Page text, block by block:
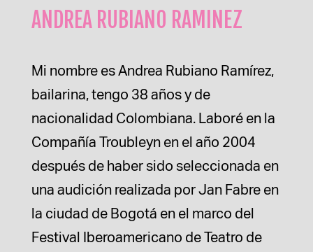
ANDREA RUBIANO RAMINEZ
Mi nombre es Andrea Rubiano Ramírez,
bailarina, tengo 38 años y de
nacionalidad Colombiana. Laboré en la
Compañía Troubleyn en el año 2004
después de haber sido seleccionada en
una audición realizada por Jan Fabre en
la ciudad de Bogotá en el marco del
Festival Iberoamericano de Teatro de